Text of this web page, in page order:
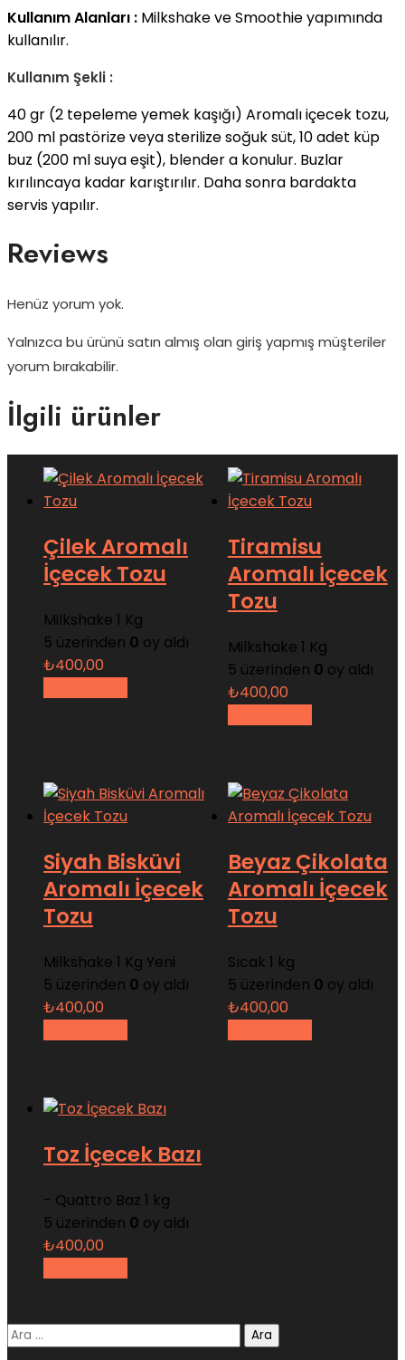
Kullanım Alanları : Milkshake ve Smoothie yapımında
kullanılır.
Kullanım Şekli :
40 gr (2 tepeleme yemek kaşığı) Aromalı içecek tozu,
200 ml pastörize veya sterilize soğuk süt, 10 adet küp
buz (200 ml suya eşit), blender a konulur. Buzlar
kırılıncaya kadar karıştırılır. Daha sonra bardakta
servis yapılır.
Reviews
Henüz yorum yok.
Yalnızca bu ürünü satın almış olan giriş yapmış müşteriler
yorum bırakabilir.
İlgili ürünler
Çilek Aromalı
İçecek Tozu
Milkshake 1 Kg
5 üzerinden 0 oy aldı
₺400,00
Tiramisu
Aromalı İçecek
Tozu
Milkshake 1 Kg
5 üzerinden 0 oy aldı
₺400,00
Siyah Bisküvi
Aromalı İçecek
Tozu
Milkshake 1 Kg Yeni
5 üzerinden 0 oy aldı
₺400,00
Beyaz Çikolata
Aromalı İçecek
Tozu
Sıcak 1 kg
5 üzerinden 0 oy aldı
₺400,00
Toz İçecek Bazı
- Quattro Baz 1 kg
5 üzerinden 0 oy aldı
₺400,00
Arama: